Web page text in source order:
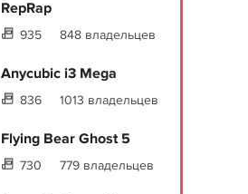
RepRap
935 848 владельцев
Anycubic i3 Mega
836 1013 владельцев
Flying Bear Ghost 5
730 779 владельцев